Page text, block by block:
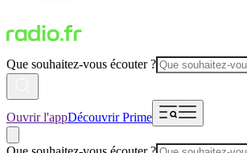
Que souhaitez-vous écouter ?
Ouvrir l'appDécouvrir Prime